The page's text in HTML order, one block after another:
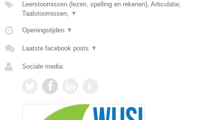
Leerstoornissen (lezen, spelling en rekenen), Articulatie,
Taalstoornissen, ▼
Openingstijden ▼
Laatste facebook posts ▼
Sociale media: